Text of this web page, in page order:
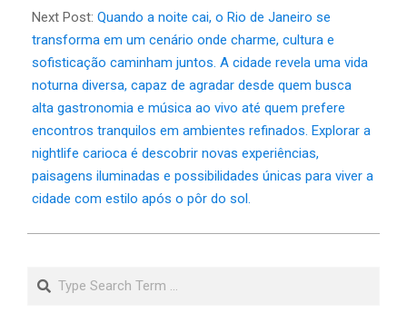
Next Post: Quando a noite cai, o Rio de Janeiro se
transforma em um cenário onde charme, cultura e
sofisticação caminham juntos. A cidade revela uma vida
noturna diversa, capaz de agradar desde quem busca
alta gastronomia e música ao vivo até quem prefere
encontros tranquilos em ambientes refinados. Explorar a
nightlife carioca é descobrir novas experiências,
paisagens iluminadas e possibilidades únicas para viver a
cidade com estilo após o pôr do sol.
Search